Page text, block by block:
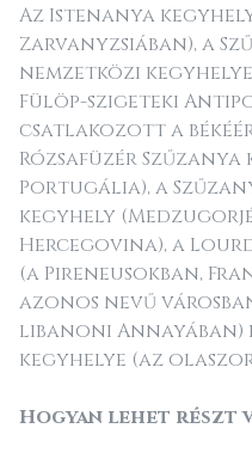
Az Istenanya
Zarvanyzsiában), a
nemzetközi
Fülöp-szigeteki
csatlakozott a
Rózsafüzér Szűzanya
Portugália), a
kegyhely
Hercegovina), a
(a Pireneusokban,
azonos nevű
libanoni Annayában)
kegyhelye (az
Hogyan lehet részt